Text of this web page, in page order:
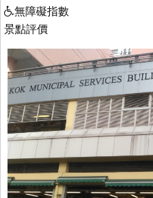
無障礙指數
景點評價